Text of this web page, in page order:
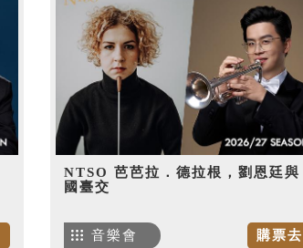
NTSO 芭芭拉．德拉根，劉恩廷與
國臺交
購票去
音樂會